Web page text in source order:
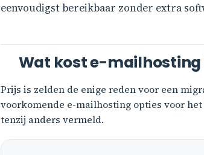
eenvoudigst bereikbaar zonder extra
Wat kost e-mailhosting
Prijs is zelden de enige reden voor een
voorkomende e-mailhosting opties voor
tenzij anders vermeld.